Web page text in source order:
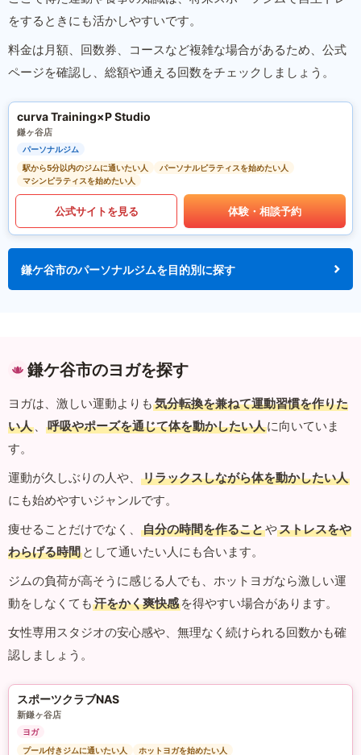
をするときにも活かしやすいです。
料金は月額、回数券、コースなど複雑な場合があるため、公式
ページを確認し、総額や通える回数をチェックしましょう。
curva Training×P Studio
鎌ヶ谷店
パーソナルジム
駅から5分以内のジムに通いたい人
パーソナルピラティスを始めたい人
マシンピラティスを始めたい人
公式サイトを見る 体験・相談予約
鎌ケ谷市のパーソナルジムを目的別に探す
鎌ケ谷市のヨガを探す
ヨガは、激しい運動よりも 気分転換を兼ねて運動習慣を作りた
い人 、 呼吸やポーズを通じて体を動かしたい人に向いていま
す。
運動が久しぶりの人や、
リラックスしながら体を動かしたい人
にも始めやすいジャンルです。
痩せることだけでなく、
自分の時間を作ることやストレスをや
わらげる時間 として通いたい人にも合います。
ジムの負荷が高そうに感じる人でも、ホットヨガなら激しい運
動をしなくても 汗をかく爽快感 を得やすい場合があります。
女性専用スタジオの安心感や、無理なく続けられる回数かも確
認しましょう。
スポーツクラブNAS
新鎌ヶ谷店
ヨガ
プール付きジムに通いたい人
ホットヨガを始めたい人